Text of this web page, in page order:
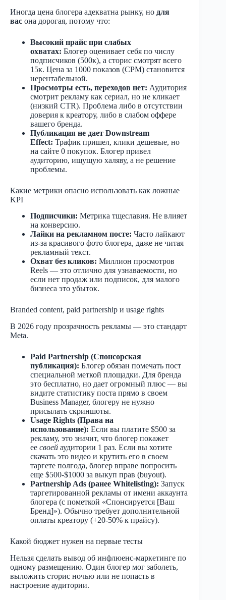
Иногда цена блогера адекватна рынку, но для
вас она дорогая, потому что:
Высокий прайс при слабых
охватах: Блогер оценивает себя по числу
подписчиков (500к), а сторис смотрят всего
15к. Цена за 1000 показов (CPM) становится
нерентабельной.
Просмотры есть, переходов нет: Аудитория
смотрит рекламу как сериал, но не кликает
(низкий CTR). Проблема либо в отсутствии
доверия к креатору, либо в слабом оффере
вашего бренда.
Публикация не дает Downstream
Effect: Трафик пришел, клики дешевые, но
на сайте 0 покупок. Блогер привел
аудиторию, ищущую халяву, а не решение
проблемы.
Какие метрики опасно использовать как ложные
KPI
Подписчики: Метрика тщеславия. Не влияет
на конверсию.
Лайки на рекламном посте: Часто лайкают
из-за красивого фото блогера, даже не читая
рекламный текст.
Охват без кликов: Миллион просмотров
Reels — это отлично для узнаваемости, но
если нет продаж или подписок, для малого
бизнеса это убыток.
Branded content, paid partnership и usage rights
В 2026 году прозрачность рекламы — это стандарт
Meta.
Paid Partnership (Спонсорская
публикация): Блогер обязан помечать пост
специальной меткой площадки. Для бренда
это бесплатно, но дает огромный плюс — вы
видите статистику поста прямо в своем
Business Manager, блогеру не нужно
присылать скриншоты.
Usage Rights (Права на
использование): Если вы платите $500 за
рекламу, это значит, что блогер покажет
ее своей аудитории 1 раз. Если вы хотите
скачать это видео и крутить его в своем
таргете полгода, блогер вправе попросить
еще $500-$1000 за выкуп прав (buyout).
Partnership Ads (ранее Whitelisting): Запуск
таргетированной рекламы от имени аккаунта
блогера (с пометкой «Спонсируется [Ваш
Бренд]»). Обычно требует дополнительной
оплаты креатору (+20-50% к прайсу).
Какой бюджет нужен на первые тесты
Нельзя сделать вывод об инфлюенс-маркетинге по
одному размещению. Один блогер мог заболеть,
выложить сторис ночью или не попасть в
настроение аудитории.